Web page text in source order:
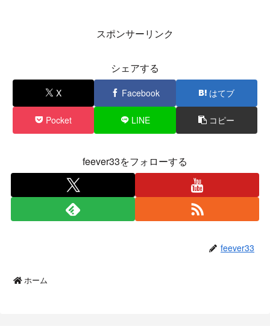
スポンサーリンク
シェアする
X Facebook はてブ
Pocket LINE コピー
feever33をフォローする
feever33
ホーム